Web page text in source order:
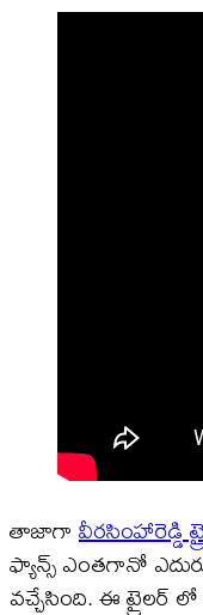
తాజాగావీరసింహారెడ్డి
ఫ్యాన్స్ ఎంతగానో
వచ్చేసింది. ఈ ట్రైలర్